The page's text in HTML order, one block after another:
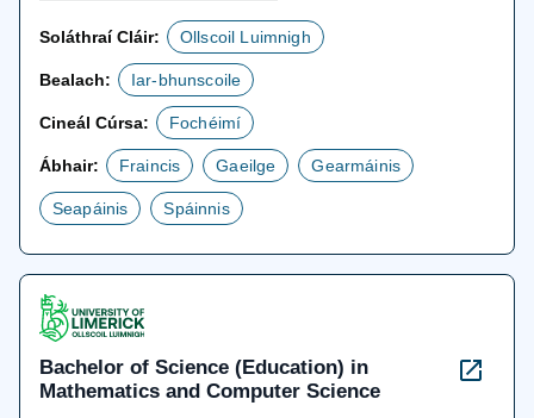
Soláthraí Cláir: Ollscoil Luimnigh
Bealach: Iar-bhunscoile
Cineál Cúrsa: Fochéimí
Ábhair: Fraincis Gaeilge Gearmáinis
Seapáinis Spáinnis
Bachelor of Science (Education) in
Mathematics and Computer Science